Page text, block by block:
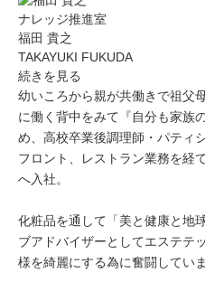
ナレッジ推進室
福田 貴之
TAKAYUKI FUKUDA
続きを見る
幼いころから親が共働きで祖父
に働く背中をみて『自分も家族
め、高校卒業後調理師・パティ
フロント、レストラン業務を経
へ入社。
化粧品を通して「美と健康と地
ブアドバイザーとしてエステテ
様を綺麗にする為に奮闘していま